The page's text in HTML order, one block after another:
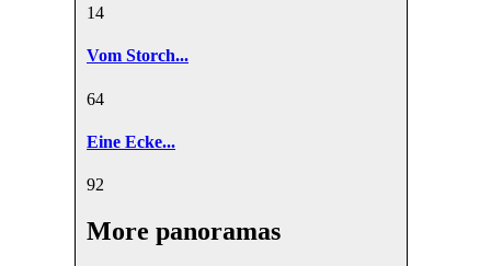
14
Vom Storch...
64
Eine Ecke...
92
More panoramas